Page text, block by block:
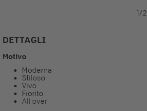
1/2
DETTAGLI
Motivo
Moderna
Stiloso
Vivo
Fiorito
All over